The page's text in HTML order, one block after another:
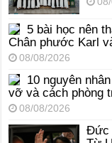
5 bài học nên
Chân phước Karl
08/08/2026
10 nguyên
vỡ và cách phòng
08/08/2026
Đức